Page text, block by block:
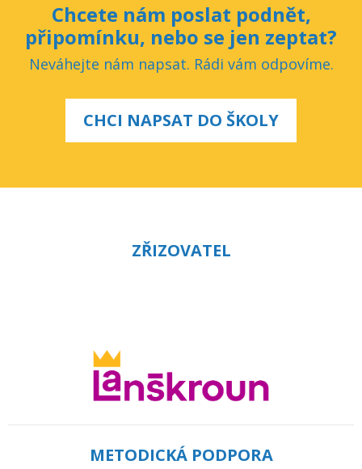
Chcete nám poslat podnět,
připomínku, nebo se jen zeptat?
Neváhejte nám napsat. Rádi vám odpovíme.
CHCI NAPSAT DO ŠKOLY
ZŘIZOVATEL
METODICKÁ PODPORA